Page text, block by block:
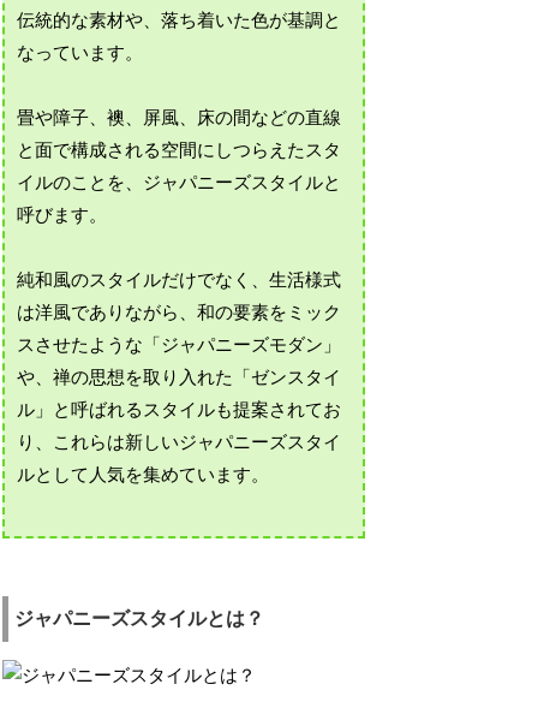
伝統的な素材や、落ち着いた色が基調と
なっています。
畳や障子、襖、屏風、床の間などの直線
と面で構成される空間にしつらえたスタ
イルのことを、ジャパニーズスタイルと
呼びます。
純和風のスタイルだけでなく、生活様式
は洋風でありながら、和の要素をミック
スさせたような「ジャパニーズモダン」
や、禅の思想を取り入れた「ゼンスタイ
ル」と呼ばれるスタイルも提案されてお
り、これらは新しいジャパニーズスタイ
ルとして人気を集めています。
ジャパニーズスタイルとは？